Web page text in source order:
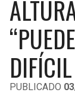
LIGA DE
LEAGUES CUP
UEFA EUROPA
UEFA
MLS
COPA
RAIDERS
CHARGERS
RAVENS
CAVALIERS
PISTONS
PACERS
PUBLICADO